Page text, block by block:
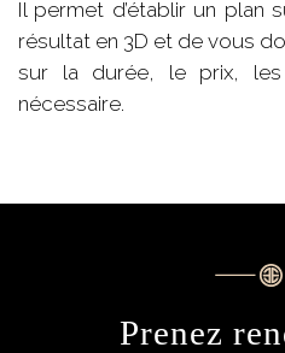
Il permet d’établir un plan
résultat en 3D et de vous
sur la durée, le prix,
nécessaire.
Prenez